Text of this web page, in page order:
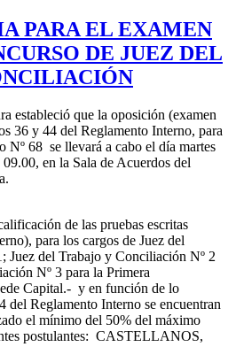
PARA EL EXAMEN
DE JUEZ DEL
estableció que la oposición (examen
36 y 44 del Reglamento Interno, para
Nº 68 se llevará a cabo el día martes
en la Sala de Acuerdos del
de las pruebas escritas
para los cargos de Juez del
Juez del Trabajo y Conciliación Nº 2
Nº 3 para la Primera
Capital.- y en función de lo
del Reglamento Interno se encuentran
el mínimo del 50% del máximo
postulantes: CASTELLANOS,